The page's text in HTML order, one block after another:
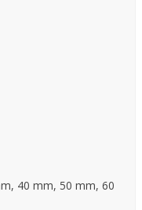
40 mm, 50 mm, 60